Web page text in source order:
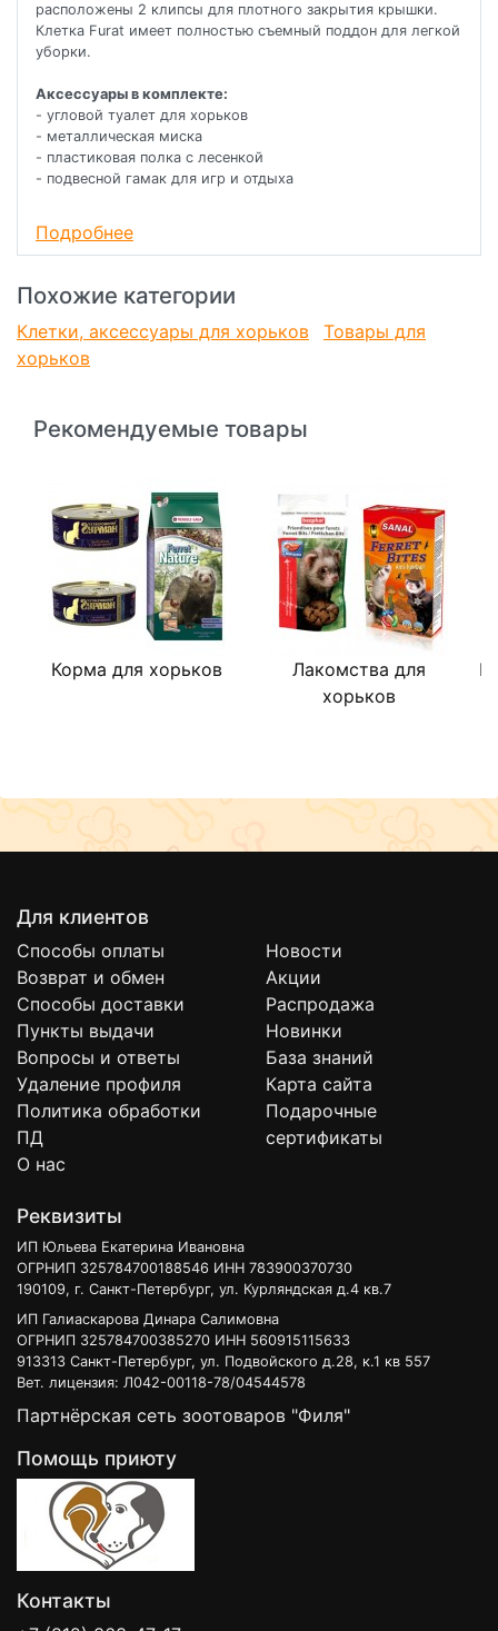
расположены 2 клипсы для плотного закрытия крышки.
Клетка Furat имеет полностью съемный поддон для легкой
уборки.
Аксессуары в комплекте:
- угловой туалет для хорьков
- металлическая миска
- пластиковая полка с лесенкой
- подвесной гамак для игр и отдыха
- Надежные крепления на крыше для безопасности
и крыс
- Съемный поддон для легкой уборки
Подробнее
Похожие категории
Клетки, аксессуары для хорьков
Товары для
хорьков
Рекомендуемые товары
Корма для хорьков
Лакомства для
хорьков
Для клиентов
Способы оплаты
Возврат и обмен
Способы доставки
Пункты выдачи
Вопросы и ответы
Удаление профиля
Политика обработки
ПД
О нас
Новости
Акции
Распродажа
Новинки
База знаний
Карта сайта
Подарочные
сертификаты
Реквизиты
ИП Юльева Екатерина Ивановна
ОГРНИП 325784700188546 ИНН 783900370730
190109, г. Санкт-Петербург, ул. Курляндская д.4 кв.7
ИП Галиаскарова Динара Салимовна
ОГРНИП 325784700385270 ИНН 560915115633
913313 Санкт-Петербург, ул. Подвойского д.28, к.1 кв 557
Вет. лицензия: Л042-00118-78/04544578
Партнёрская сеть зоотоваров "Филя"
Помощь приюту
Контакты